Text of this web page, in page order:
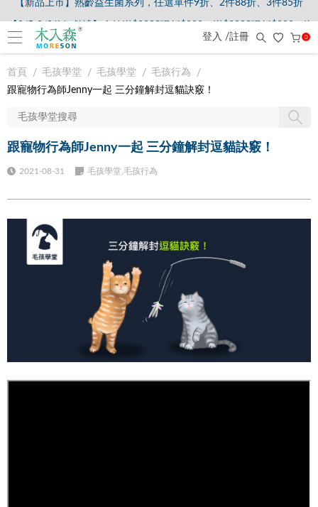
登入 /註冊 0
首頁 毛孩學堂 毛孩學堂
毛孩行為
跟寵物行為師Jenny一起 三分鐘解封逗貓訣竅！
跟寵物行為師Jenny一起 三分鐘解封逗貓訣竅！
2021-08-31 毛孩學堂,毛孩行為